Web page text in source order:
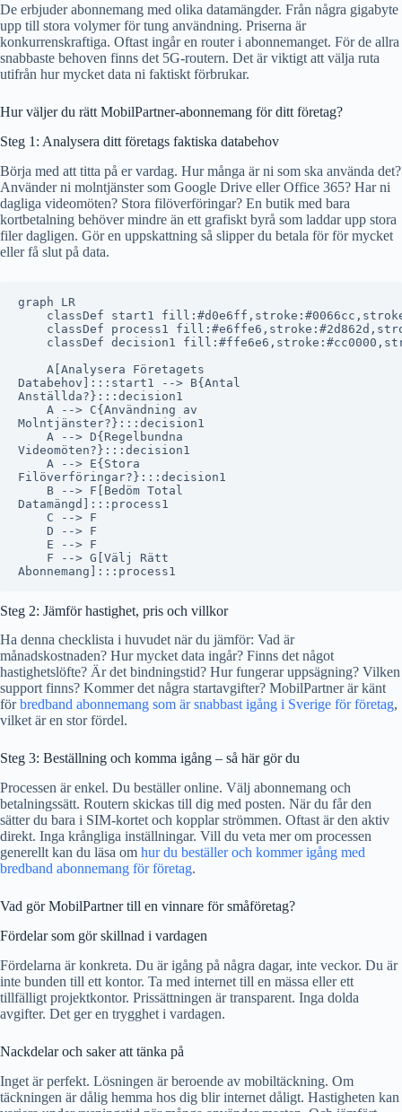
De erbjuder abonnemang med olika datamängder. Från några gigabyte
upp till stora volymer för tung användning. Priserna är
konkurrenskraftiga. Oftast ingår en router i abonnemanget. För de allra
snabbaste behoven finns det 5G-routern. Det är viktigt att välja ruta
utifrån hur mycket data ni faktiskt förbrukar.
Hur väljer du rätt MobilPartner-abonnemang för ditt företag?
Steg 1: Analysera ditt företags faktiska databehov
Börja med att titta på er vardag. Hur många är ni som ska använda det?
Använder ni molntjänster som Google Drive eller Office 365? Har ni
dagliga videomöten? Stora filöverföringar? En butik med bara
kortbetalning behöver mindre än ett grafiskt byrå som laddar upp stora
filer dagligen. Gör en uppskattning så slipper du betala för för mycket
eller få slut på data.
graph LR
classDef start1
classDef process1
classDef decision1
    A[Analysera Företagets
Databehov]:::start1 --> B{Antal
Anställda?}:::decision1
    A --> C{Användning av
Molntjänster?}:::decision1
    A --> D{Regelbundna
Videomöten?}:::decision1
    A --> E{Stora
Filöverföringar?}:::decision1
    B --> F[Bedöm Total
Datamängd]:::process1
    C --> F
    D --> F
    E --> F
    F --> G[Välj Rätt
Steg 2: Jämför hastighet, pris och villkor
Ha denna checklista i huvudet när du jämför: Vad är
månadskostnaden? Hur mycket data ingår? Finns det något
hastighetslöfte? Är det bindningstid? Hur fungerar uppsägning? Vilken
support finns? Kommer det några startavgifter? MobilPartner är känt
förbredband abonnemang som är snabbast igång i Sverige för företag,
vilket är en stor fördel.
Steg 3: Beställning och komma igång – så här gör du
Processen är enkel. Du beställer online. Välj abonnemang och
betalningssätt. Routern skickas till dig med posten. När du får den
sätter du bara i SIM-kortet och kopplar strömmen. Oftast är den aktiv
direkt. Inga krångliga inställningar. Vill du veta mer om processen
generellt kan du läsa om hur du beställer och kommer igång med
bredband abonnemang för företag.
Vad gör MobilPartner till en vinnare för småföretag?
Fördelar som gör skillnad i vardagen
Fördelarna är konkreta. Du är igång på några dagar, inte veckor. Du är
inte bunden till ett kontor. Ta med internet till en mässa eller ett
tillfälligt projektkontor. Prissättningen är transparent. Inga dolda
avgifter. Det ger en trygghet i vardagen.
Nackdelar och saker att tänka på
Inget är perfekt. Lösningen är beroende av mobiltäckning. Om
täckningen är dålig hemma hos dig blir internet dåligt. Hastigheten kan